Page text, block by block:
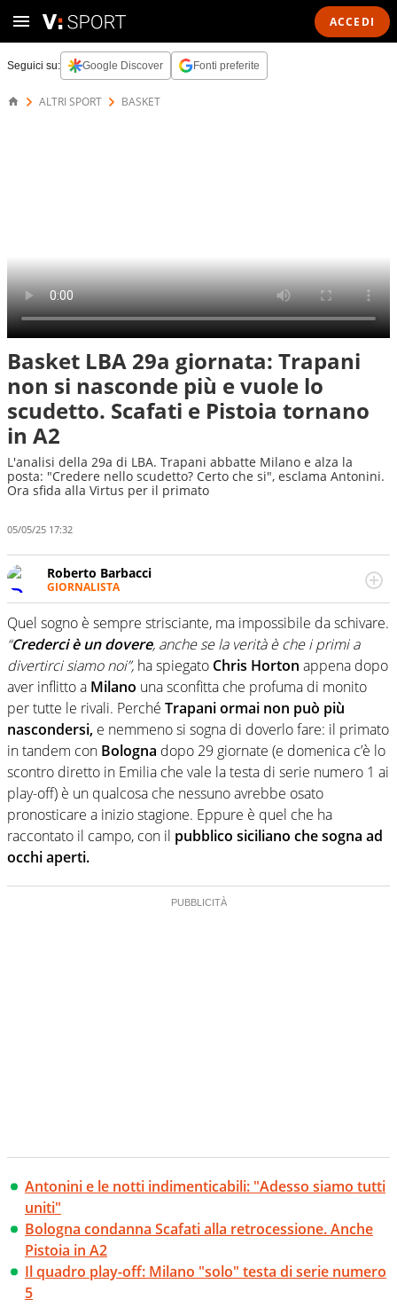
ACCEDI
Seguici su: Google Discover Fonti preferite
ALTRI SPORT BASKET
Basket LBA 29a giornata: Trapani
non si nasconde più e vuole lo
scudetto. Scafati e Pistoia tornano
in A2
L'analisi della 29a di LBA. Trapani abbatte Milano e alza la
posta: "Credere nello scudetto? Certo che si", esclama Antonini.
Ora sfida alla Virtus per il primato
05/05/25 17:32
Roberto Barbacci
GIORNALISTA
Giornalista (pubblicista) sportivo a tutto campo, è il
tuttologo di Virgilio Sport. Provate a chiedergli di boxe, di
scherma, di volley o di curling: ve ne farà innamorare
Quel sogno è sempre strisciante, ma impossibile da schivare.
“Crederci è un dovere, anche se la verità è che i primi a
divertirci siamo noi”, ha spiegato Chris Horton appena dopo
aver inflitto a Milano una sconfitta che profuma di monito
per tutte le rivali. Perché Trapani ormai non può più
nascondersi, e nemmeno si sogna di doverlo fare: il primato
in tandem con Bologna dopo 29 giornate (e domenica c’è lo
scontro diretto in Emilia che vale la testa di serie numero 1 ai
play-off) è un qualcosa che nessuno avrebbe osato
pronosticare a inizio stagione. Eppure è quel che ha
raccontato il campo, con il pubblico siciliano che sogna ad
occhi aperti.
Antonini e le notti indimenticabili: "Adesso siamo tutti
uniti"
Bologna condanna Scafati alla retrocessione. Anche
Pistoia in A2
Il quadro play-off: Milano "solo" testa di serie numero
5